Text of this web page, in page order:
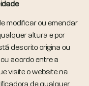
modificar ou emendar
altura e por
descrito origina ou
acordo entre a
visite o website na